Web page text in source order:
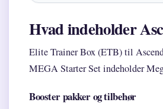
Hvad indeholder
Elite Trainer Box (ETB) til
MEGA Starter Set indeholder
Booster pakker og tilbehør